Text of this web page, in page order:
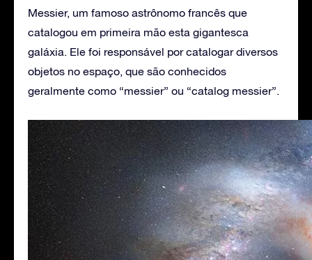
Messier, um famoso astrônomo francês que
catalogou em primeira mão esta gigantesca
galáxia. Ele foi responsável por catalogar diversos
objetos no espaço, que são conhecidos
geralmente como “messier” ou “catalog messier”.